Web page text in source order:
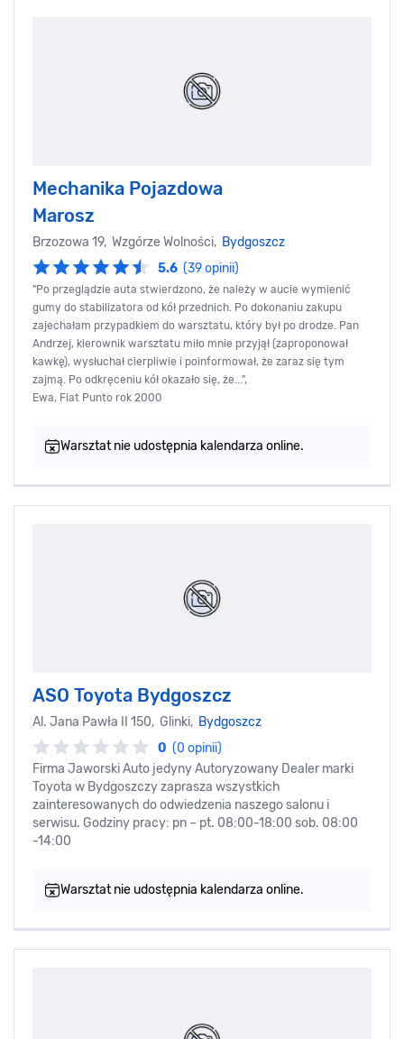
Mechanika Pojazdowa
Marosz
Brzozowa 19, Wzgórze Wolności, Bydgoszcz
5.6 (39 opinii)
"Po przeglądzie auta stwierdzono, że należy w aucie wymienić
gumy do stabilizatora od kół przednich. Po dokonaniu zakupu
zajechałam przypadkiem do warsztatu, który był po drodze. Pan
Andrzej, kierownik warsztatu miło mnie przyjął (zaproponował
kawkę), wysłuchał cierpliwie i poinformował, że zaraz się tym
zajmą. Po odkręceniu kół okazało się, że...",
Ewa, Fiat Punto rok 2000
Warsztat nie udostępnia kalendarza online.
ASO Toyota Bydgoszcz
Al. Jana Pawła II 150, Glinki, Bydgoszcz
0 (0 opinii)
Firma Jaworski Auto jedyny Autoryzowany Dealer marki
Toyota w Bydgoszczy zaprasza wszystkich
zainteresowanych do odwiedzenia naszego salonu i
serwisu. Godziny pracy: pn – pt. 08:00-18:00 sob. 08:00
-14:00
Warsztat nie udostępnia kalendarza online.